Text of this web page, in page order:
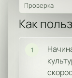
Проверка
Как
1